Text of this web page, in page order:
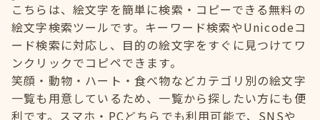
こちらは、絵文字を簡単に検索・コピーできる無料の
絵文字検索ツールです。キーワード検索やUnicodeコ
ード検索に対応し、目的の絵文字をすぐに見つけてワ
ンクリックでコピペできます。
笑顔・動物・ハート・食べ物などカテゴリ別の絵文字
一覧も用意しているため、一覧から探したい方にも便
利です。スマホ・PCどちらでも利用可能で、SNSや